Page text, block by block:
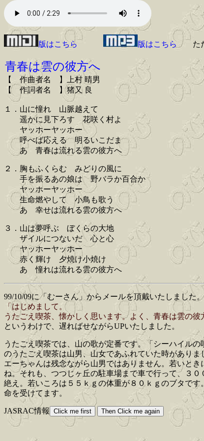
版はこちら 版はこちらただ
青春は雲の彼方へ
【 作曲者名 】上村 晴男
【 作詞者名 】猪又 良
１．山に憧れ 山脈越えて
遥かに見下ろす 花咲く村よ
ヤッホーヤッホー
呼べば応える 明るいこだま
あゝ青春は流れる雲の彼方へ
２．胸もふくらむ みどりの風に
手を振るあの娘は 野バラか百合か
ヤッホーヤッホー
生命燃やして 小鳥も歌う
あゝ幸せは流れる雲の彼方へ
３．山は夢呼ぶ ぼくらの大地
ザイルにつないだ 心と心
ヤッホーヤッホー
赤く輝け 夕焼け小焼け
あゝ憧れは流れる雲の彼方へ
99/10/09に「むーさん」からメールを頂戴いたしました。
「はじめまして。
うたごえ喫茶、懐かしく思います。よく、青春は雲の
というわけで、遅ればせながらUPいたしました。
うたごえ喫茶では、山の歌が定番です。「シーハイル
のうたごえ喫茶は山男、山女であふれていた時がありま
エーちゃんは残念ながら山男ではありません。若いと
ね。それも、つつじヶ丘の駐車場まで車で行って、３
絶え。若いころは５５ｋｇの体重が８０ｋｇのブタで
命を受けてます。
JASRAC情報